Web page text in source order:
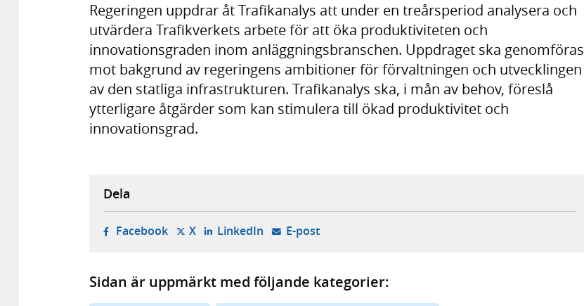
Regeringen uppdrar åt Trafikanalys att under en treårsperiod analysera och
utvärdera Trafikverkets arbete för att öka produktiviteten och
innovationsgraden inom anläggningsbranschen. Uppdraget ska genomföras
mot bakgrund av regeringens ambitioner för förvaltningen och utvecklingen
av den statliga infrastrukturen. Trafikanalys ska, i mån av behov, föreslå
ytterligare åtgärder som kan stimulera till ökad produktivitet och
innovationsgrad.
Dela
Facebook- öppnas i ny flik, extern webbplats,
X- öppnas i ny flik, extern webbplats,
LinkedIn- öppnas i ny flik, extern webbplats,
E-post- öppnar din e-postklient,
Sidan är uppmärkt med följande kategorier: